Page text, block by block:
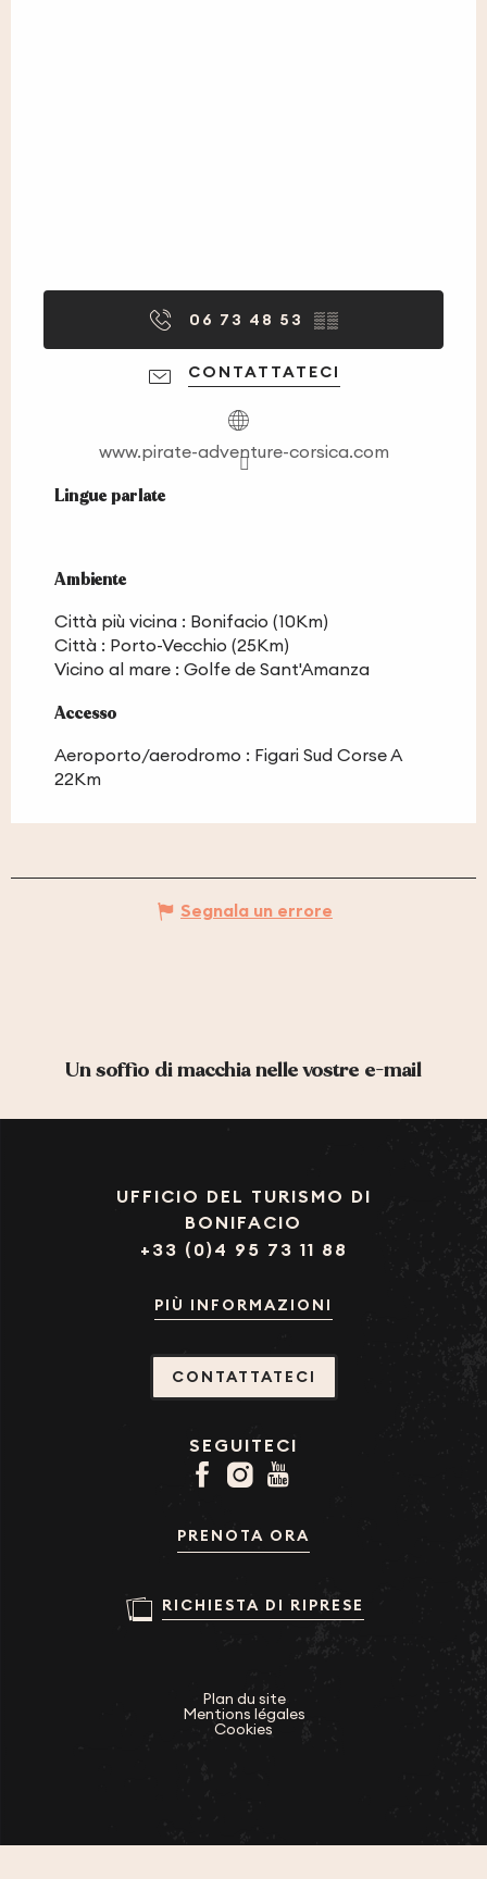
06 73 48 53 ▒▒
CONTATTATECI
www.pirate-adventure-corsica.com
Lingue parlate
Lingue parlate
Ambiente
Ambiente
Città più vicina : Bonifacio (10Km)
Città : Porto-Vecchio (25Km)
Vicino al mare : Golfe de Sant'Amanza
Accesso
Accesso
Aeroporto/aerodromo : Figari Sud Corse A
22Km
Segnala un errore
Un soffio di macchia nelle vostre e-mail
UFFICIO DEL TURISMO DI
BONIFACIO
+33 (0)4 95 73 11 88
PIÙ INFORMAZIONI
CONTATTATECI
SEGUITECI
PRENOTA ORA
RICHIESTA DI RIPRESE
Plan du site
Mentions légales
Cookies